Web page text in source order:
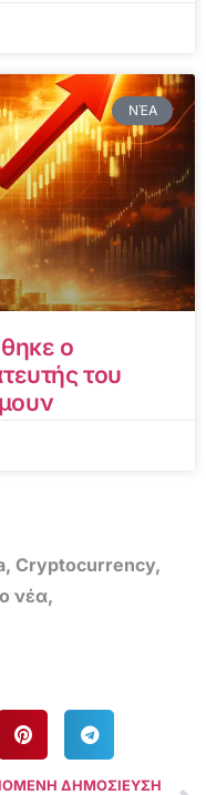
ΝΈΑ
ο
του
, Cryptocurrency,
νέα,
ΔΗΜΟΣΙΕΥΣΗ